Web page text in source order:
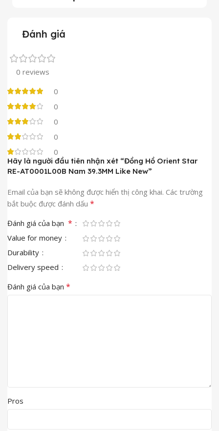
Đánh giá
0 reviews
0
0
0
0
0
Hãy là người đầu tiên nhận xét “Đồng Hồ Orient Star
RE-AT0001L00B Nam 39.3MM Like New”
Email của bạn sẽ không được hiển thị công khai. Các trường
bắt buộc được đánh dấu *
Đánh giá của bạn *
Value for money
Durability
Delivery speed
Đánh giá của bạn *
Pros